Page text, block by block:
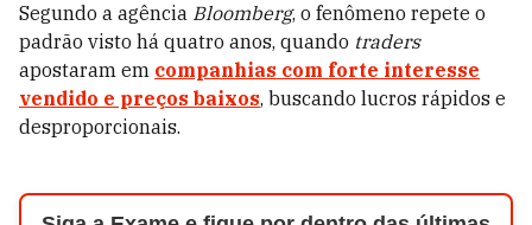
Segundo a agência Bloomberg, o fenômeno repete o
padrão visto há quatro anos, quando traders
apostaram em companhias com forte interesse
vendido e preços baixos, buscando lucros rápidos e
desproporcionais.